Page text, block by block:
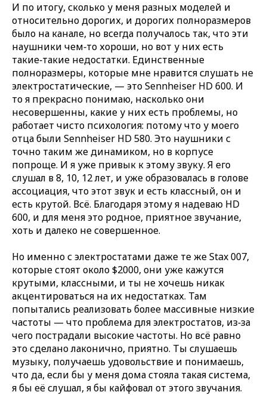
И по итогу, сколько у меня разных моделей и
относительно дорогих, и дорогих полноразмеров
было на канале, но всегда получалось так, что эти
наушники чем‑то хороши, но вот у них есть
такие‑такие недостатки. Единственные
полноразмеры, которые мне нравится слушать не
электростатические, — это Sennheiser HD 600. И
то я прекрасно понимаю, насколько они
несовершенны, какие у них есть проблемы, но
работает чисто психология: потому что у моего
отца были Sennheiser HD 580. Это наушники с
точно таким же динамиком, но в корпусе
попроще. И я уже привык к этому звуку. Я его
слушал в 8, 10, 12 лет, и уже образовалась в голове
ассоциация, что этот звук и есть классный, он и
есть крутой. Всё. Благодаря этому я надеваю HD
600, и для меня это родное, приятное звучание,
хоть и далеко не совершенное.
Но именно с электростатами даже те же Stax 007,
которые стоят около $2000, они уже кажутся
крутыми, классными, и ты не хочешь никак
акцентироваться на их недостатках. Там
попытались реализовать более массивные низкие
частоты — что проблема для электростатов, из‑за
чего пострадали высокие частоты. Но всё равно
это сделано лаконично, приятно. Ты слушаешь
музыку, получаешь удовольствие и понимаешь,
что да, если бы у меня дома стояла такая система,
я бы её слушал, я бы кайфовал от этого звучания.